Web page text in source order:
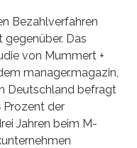
Bezahlverfahren
Das
von Mummert +
manager.magazin,
Deutschland befragt
Prozent der
Jahren beim M-